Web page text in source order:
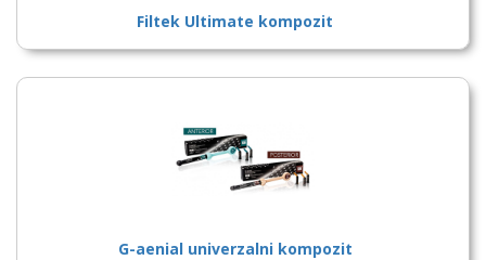
Filtek Ultimate kompozit
G-aenial univerzalni kompozit